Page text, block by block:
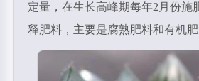
定量，在生长高峰期每年2月份施
释肥料，主要是腐熟肥料和有机肥